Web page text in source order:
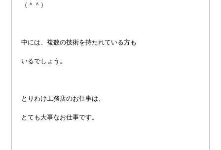
（＾＾）
中には、複数の技術を持たれている方も
いるでしょう。
とりわけ工務店のお仕事は、
とても大事なお仕事です。